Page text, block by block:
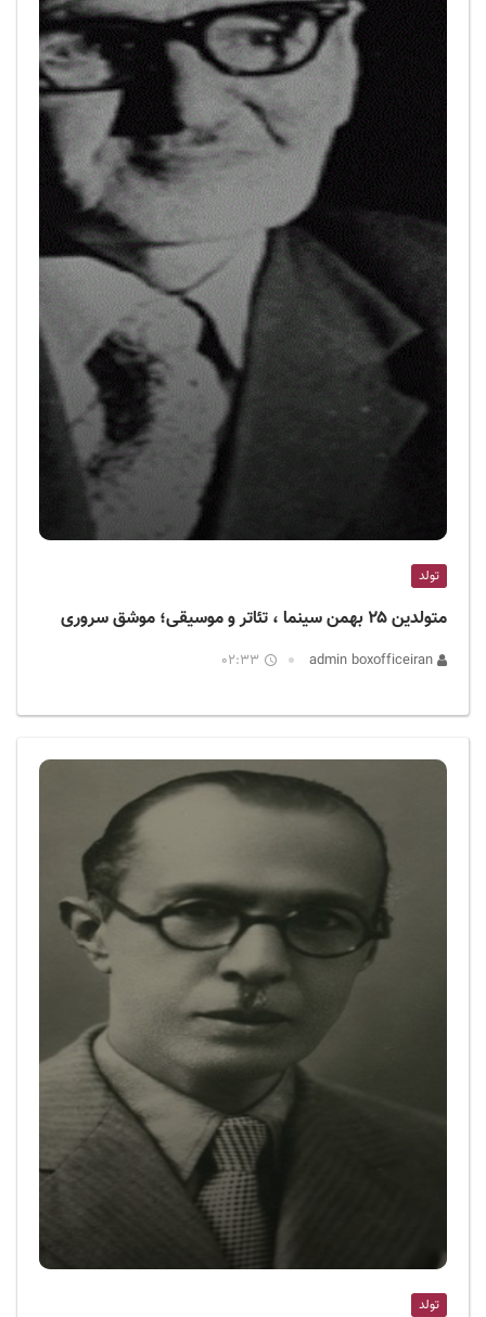
تولد
متولدین ۲۵ بهمن سینما ، تئاتر و موسیقی؛ موشق سروری
02:33
تولد